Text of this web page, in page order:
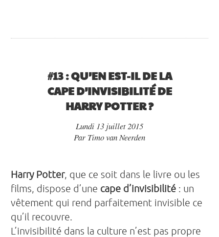
#13 : QU’EN EST-IL DE LA
CAPE D’INVISIBILITÉ DE
HARRY POTTER ?
Lundi 13 juillet 2015
Par Timo van Neerden
Harry Potter, que ce soit dans le livre ou les
films, dispose d’une cape d’invisibilité : un
vêtement qui rend parfaitement invisible ce
qu’il recouvre.
L’invisibilité dans la culture n’est pas propre